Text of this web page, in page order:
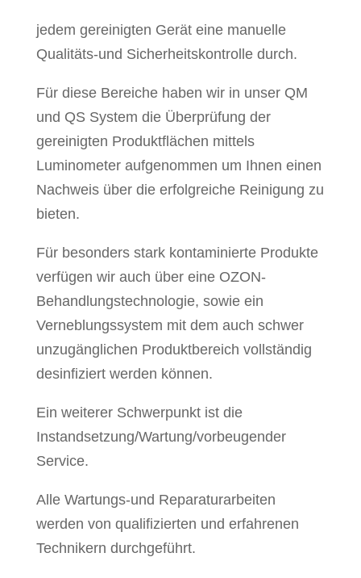
jedem gereinigten Gerät eine manuelle
Qualitäts-und Sicherheitskontrolle durch.
Für diese Bereiche haben wir in unser QM
und QS System die Überprüfung der
gereinigten Produktflächen mittels
Luminometer aufgenommen um Ihnen einen
Nachweis über die erfolgreiche Reinigung zu
bieten.
Für besonders stark kontaminierte Produkte
verfügen wir auch über eine OZON-
Behandlungstechnologie, sowie ein
Verneblungssystem mit dem auch schwer
unzugänglichen Produktbereich vollständig
desinfiziert werden können.
Ein weiterer Schwerpunkt ist die
Instandsetzung/Wartung/vorbeugender
Service.
Alle Wartungs-und Reparaturarbeiten
werden von qualifizierten und erfahrenen
Technikern durchgeführt.